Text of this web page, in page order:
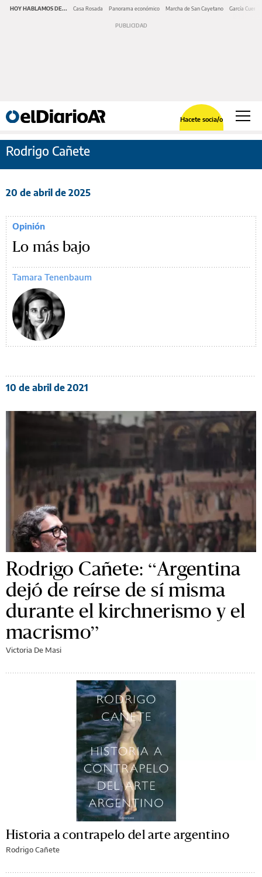
HOY HABLAMOS DE... Casa Rosada Panorama económico Marcha de San Cayetano García Cuerva
Hacete socia/o
Rodrigo Cañete
20 de abril de 2025
Opinión
Lo más bajo
Tamara Tenenbaum
10 de abril de 2021
Rodrigo Cañete: “Argentina
dejó de reírse de sí misma
durante el kirchnerismo y el
macrismo”
Victoria De Masi
Historia a contrapelo del arte argentino
Rodrigo Cañete